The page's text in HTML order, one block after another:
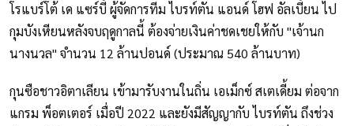
โรแบร์โต้ เด แซร์บี้ ผู้จัดการทีม ไบรท์ตัน แอนด์ โฮฟ อัลเบี้ยน ไป
กุมบังเหียนหลังจบฤดูกาลนี้ ต้องจ่ายเงินค่าชดเชยให้กับ "เจ้านก
นางนวล" จำนวน 12 ล้านปอนด์ (ประมาณ 540 ล้านบาท)
กุนซือชาวอิตาเลียน เข้ามารับงานในถิ่น เอเม็กซ์ สเตเดี้ยม ต่อจาก
แกรม พ็อตเตอร์ เมื่อปี 2022 และยังมีสัญญากับ ไบรท์ตัน ถึงช่วง